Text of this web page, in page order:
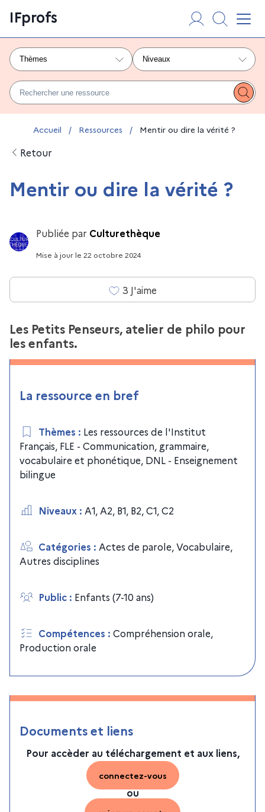
au
contenu
IFprofs
Thèmes Niveaux
Rechercher une ressource
Vous êtes ici :
Accueil / Ressources / Mentir ou dire la vérité ?
Retour
Mentir ou dire la vérité ?
Publiée par Culturethèque
Mise à jourle 22 octobre 2024
3 J'aime
Les Petits Penseurs, atelier de philo pour
les enfants.
La ressource en bref
Thèmes : Les ressources de l'Institut
Français, FLE - Communication, grammaire,
vocabulaire et phonétique, DNL - Enseignement
bilingue
Niveaux : A1, A2, B1, B2,C1,C2
Catégories : Actes de parole,Vocabulaire,
Autres disciplines
Public : Enfants (7-10 ans)
Compétences : Compréhension orale,
Production orale
Documents et liens
Pour accèder au téléchargement et aux liens,
connectez-vous
ou